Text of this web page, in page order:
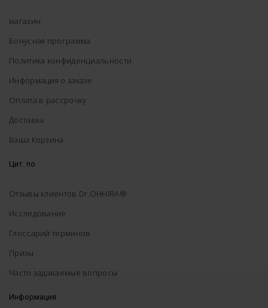
магазин
Бонусная программа
Политика конфиденциальности
Информация о заказе
Оплата в рассрочку
Доставка
Ваша Корзина
Цит. по
Отзывы клиентов Dr.OHHIRA®
Исследование
Глоссарий терминов
Призы
Часто задаваемые вопросы
Информация